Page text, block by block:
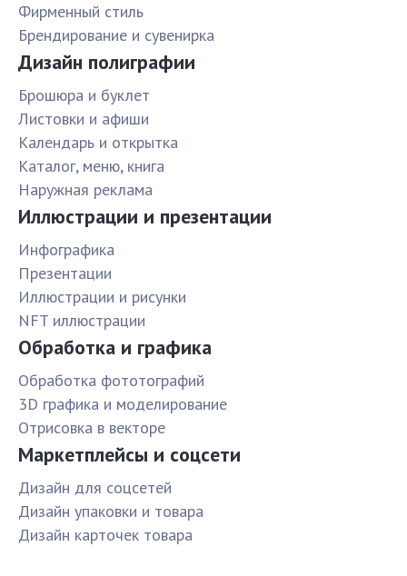
Фирменный стиль
Брендирование и сувенирка
Дизайн полиграфии
Брошюра и буклет
Листовки и афиши
Календарь и открытка
Каталог, меню, книга
Наружная реклама
Иллюстрации и презентации
Инфографика
Презентации
Иллюстрации и рисунки
NFT иллюстрации
Обработка и графика
Обработка фототографий
3D графика и моделирование
Отрисовка в векторе
Маркетплейсы и соцсети
Дизайн для соцсетей
Дизайн упаковки и товара
Дизайн карточек товара